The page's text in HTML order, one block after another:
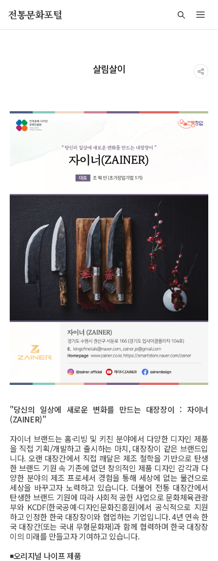
전통문화포털
살림살이
"당신의 일상에 새로운 변화를 만드는 대장장이 : 자이너
(ZAINER)"
자이너 브랜드는 홈·리빙 및 키친 분야에서 다양한 디자인 제품
을 직접 기획/개발하고 출시하는 마치, 대장장이 같은 브랜드입
니다. 오랜 대장간에서 직접 깨달은 제조 철학을 기반으로 탄생
한 브랜드 기원 속 기존에 없던 창의적인 제품 디자인 감각과 다
양한 분야의 제조 프로세서 경험을 통해 세상에 없는 물건으로
세상을 바꾸고자 노력하고 있습니다. 더불어 전통 대장간에서
탄생한 브랜드 기원에 따라 사회적 공헌 사업으로 문화체육관광
부와 KCDF(한국공예·디자인문화진흥원)에서 공식적으로 지원
하고 인정한 한국 대장장이와 협업하는 기업입니다. 4년 연속 한
국 대장간(또는 국내 무형문화재)과 함께 협력하며 한국 대장장
이의 미래를 만들고자 기여하고 있습니다.
◾오리지널 나이프 제품